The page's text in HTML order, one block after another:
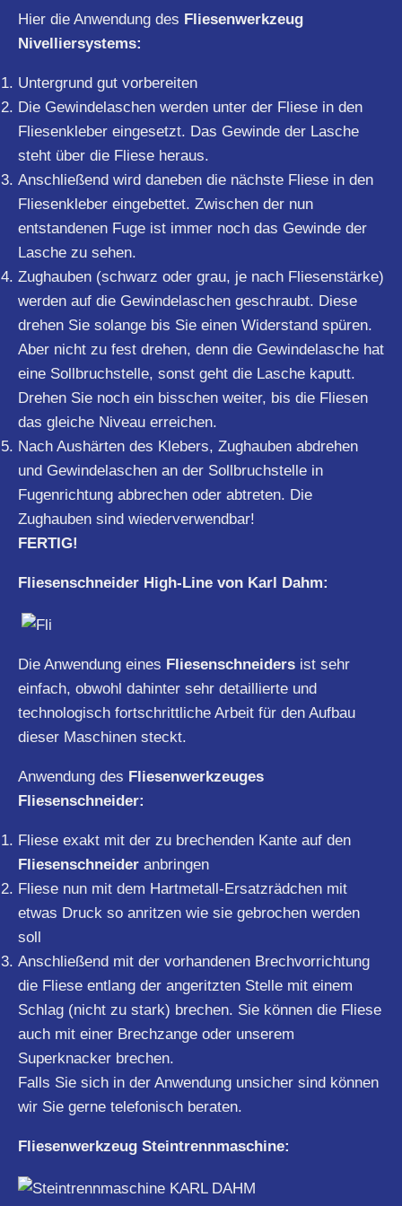
Hier die Anwendung des Fliesenwerkzeug
Nivelliersystems:
Untergrund gut vorbereiten
Die Gewindelaschen werden unter der Fliese in den
Fliesenkleber eingesetzt. Das Gewinde der Lasche
steht über die Fliese heraus.
Anschließend wird daneben die nächste Fliese in den
Fliesenkleber eingebettet. Zwischen der nun
entstandenen Fuge ist immer noch das Gewinde der
Lasche zu sehen.
Zughauben (schwarz oder grau, je nach Fliesenstärke)
werden auf die Gewindelaschen geschraubt. Diese
drehen Sie solange bis Sie einen Widerstand spüren.
Aber nicht zu fest drehen, denn die Gewindelasche hat
eine Sollbruchstelle, sonst geht die Lasche kaputt.
Drehen Sie noch ein bisschen weiter, bis die Fliesen
das gleiche Niveau erreichen.
Nach Aushärten des Klebers, Zughauben abdrehen
und Gewindelaschen an der Sollbruchstelle in
Fugenrichtung abbrechen oder abtreten. Die
Zughauben sind wiederverwendbar!
FERTIG!
Fliesenschneider High-Line von Karl Dahm:
Die Anwendung eines Fliesenschneiders ist sehr
einfach, obwohl dahinter sehr detaillierte und
technologisch fortschrittliche Arbeit für den Aufbau
dieser Maschinen steckt.
Anwendung des Fliesenwerkzeuges
Fliesenschneider:
Fliese exakt mit der zu brechenden Kante auf den
Fliesenschneider anbringen
Fliese nun mit dem Hartmetall-Ersatzrädchen mit
etwas Druck so anritzen wie sie gebrochen werden
soll
Anschließend mit der vorhandenen Brechvorrichtung
die Fliese entlang der angeritzten Stelle mit einem
Schlag (nicht zu stark) brechen. Sie können die Fliese
auch mit einer Brechzange oder unserem
Superknacker brechen.
Falls Sie sich in der Anwendung unsicher sind können
wir Sie gerne telefonisch beraten.
Fliesenwerkzeug Steintrennmaschine: